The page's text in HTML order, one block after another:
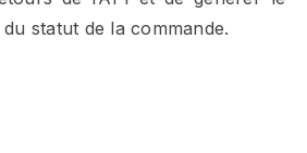
statut de la commande.